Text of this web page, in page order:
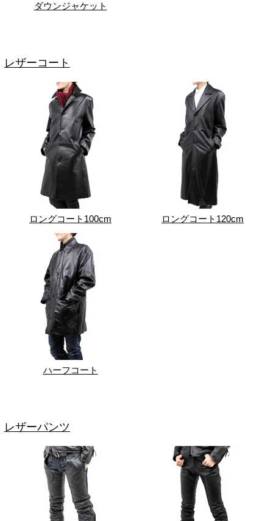
ダウンジャケット
レザーコート
ロングコート100cm ロングコート120cm
ハーフコート
レザーパンツ